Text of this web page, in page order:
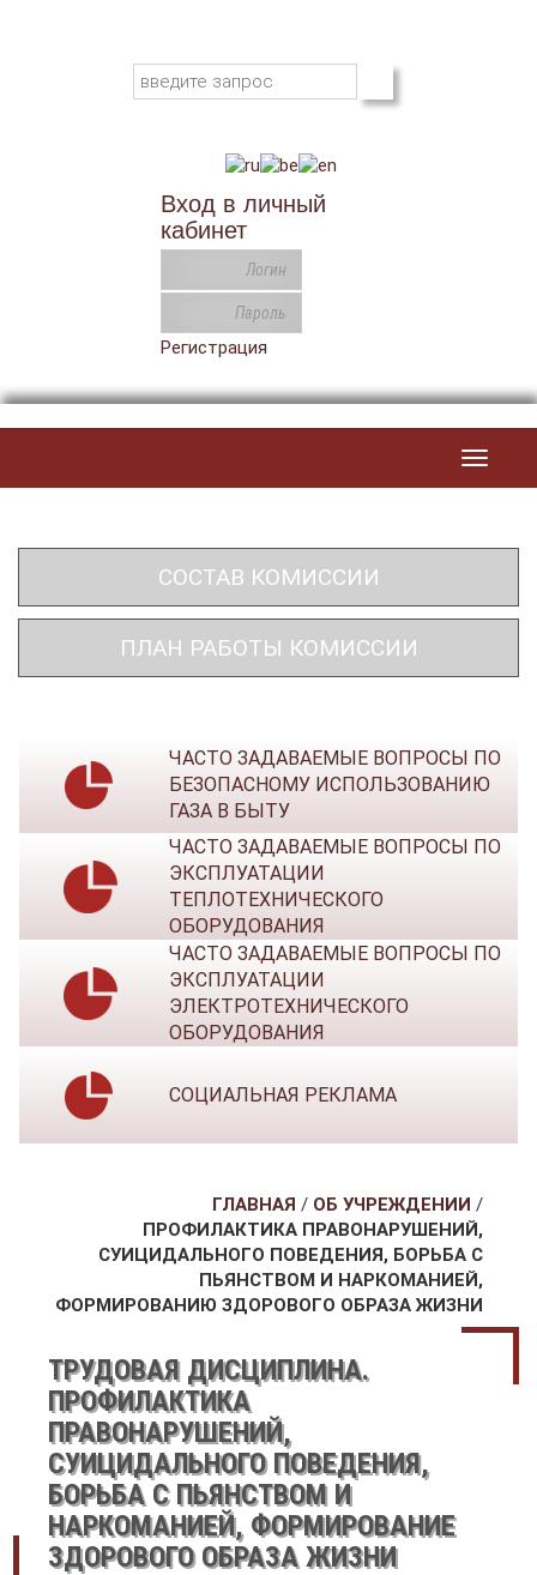
Вход в личный
кабинет
Регистрация
Toggle
СОСТАВ КОМИССИИ
ПЛАН РАБОТЫ КОМИССИИ
ЧАСТО ЗАДАВАЕМЫЕ ВОПРОСЫ ПО
БЕЗОПАСНОМУ ИСПОЛЬЗОВАНИЮ
ГАЗА В БЫТУ
ЧАСТО ЗАДАВАЕМЫЕ ВОПРОСЫ ПО
ЭКСПЛУАТАЦИИ
ТЕПЛОТЕХНИЧЕСКОГО
ОБОРУДОВАНИЯ
ЧАСТО ЗАДАВАЕМЫЕ ВОПРОСЫ ПО
ЭКСПЛУАТАЦИИ
ЭЛЕКТРОТЕХНИЧЕСКОГО
ОБОРУДОВАНИЯ
СОЦИАЛЬНАЯ РЕКЛАМА
ГЛАВНАЯ / ОБ УЧРЕЖДЕНИИ /
ПРОФИЛАКТИКА ПРАВОНАРУШЕНИЙ,
СУИЦИДАЛЬНОГО ПОВЕДЕНИЯ, БОРЬБА С
ПЬЯНСТВОМ И НАРКОМАНИЕЙ,
ФОРМИРОВАНИЮ ЗДОРОВОГО ОБРАЗА ЖИЗНИ
ТРУДОВАЯ ДИСЦИПЛИНА.
ПРОФИЛАКТИКА
ПРАВОНАРУШЕНИЙ,
СУИЦИДАЛЬНОГО ПОВЕДЕНИЯ,
БОРЬБА С ПЬЯНСТВОМ И
НАРКОМАНИЕЙ, ФОРМИРОВАНИЕ
ЗДОРОВОГО ОБРАЗА ЖИЗНИ